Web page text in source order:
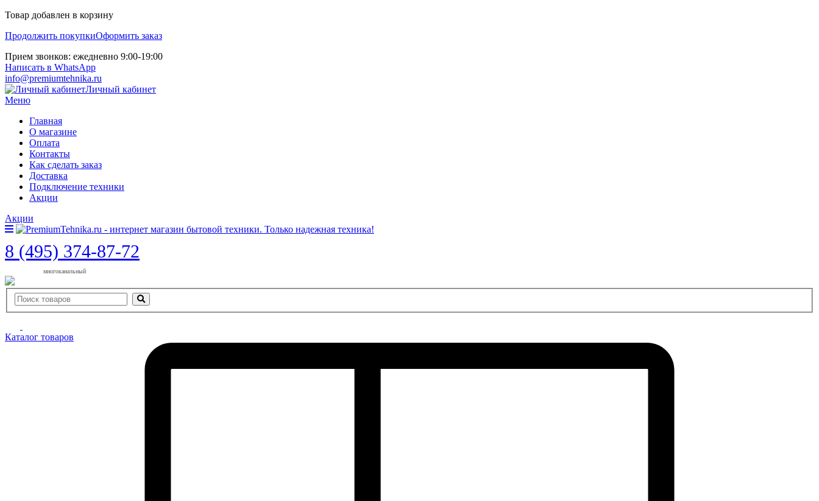
Товар добавлен в корзину
Продолжить покупкиОформить заказ
Прием звонков: ежедневно 9:00-19:00
Написать в WhatsApp
info@premiumtehnika.ru
Личный кабинет
Меню
Главная
О магазине
Оплата
Контакты
Как сделать заказ
Доставка
Подключение техники
Акции
Акции
8 (495) 374-87-72
многоканальный
Каталог товаров